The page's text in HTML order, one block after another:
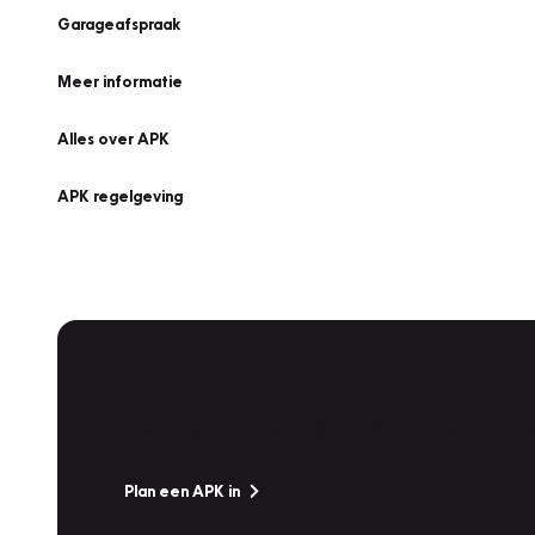
Garageafspraak
Meer informatie
Alles over APK
APK regelgeving
Plan een APK in